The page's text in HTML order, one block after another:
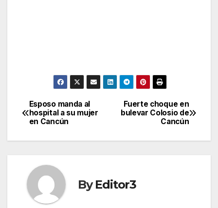
Post
navigation
Fuerte choque en
bulevar Colosio de
Cancún
Esposo manda al
hospital a su mujer
en Cancún
ByEditor3